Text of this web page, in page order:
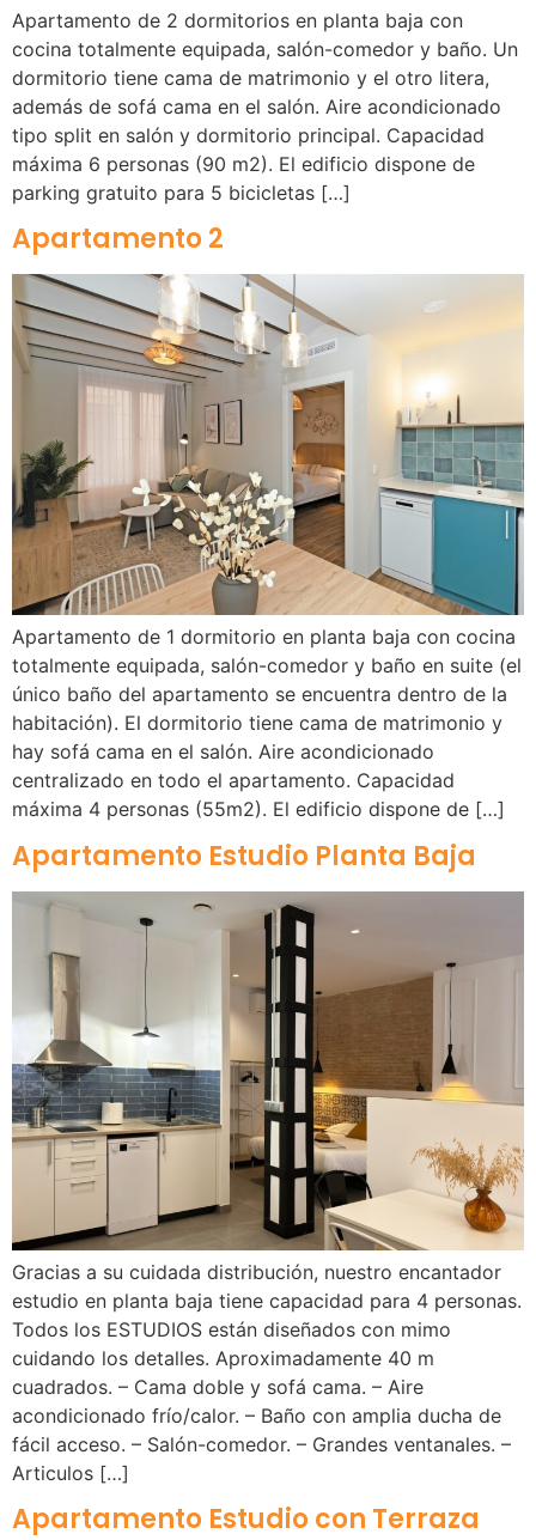
Apartamento de 2 dormitorios en planta baja con
cocina totalmente equipada, salón-comedor y baño. Un
dormitorio tiene cama de matrimonio y el otro litera,
además de sofá cama en el salón. Aire acondicionado
tipo split en salón y dormitorio principal. Capacidad
máxima 6 personas (90 m2). El edificio dispone de
parking gratuito para 5 bicicletas […]
Apartamento 2
Apartamento de 1 dormitorio en planta baja con cocina
totalmente equipada, salón-comedor y baño en suite (el
único baño del apartamento se encuentra dentro de la
habitación). El dormitorio tiene cama de matrimonio y
hay sofá cama en el salón. Aire acondicionado
centralizado en todo el apartamento. Capacidad
máxima 4 personas (55m2). El edificio dispone de […]
Apartamento Estudio Planta Baja
Gracias a su cuidada distribución, nuestro encantador
estudio en planta baja tiene capacidad para 4 personas.
Todos los ESTUDIOS están diseñados con mimo
cuidando los detalles. Aproximadamente 40 m
cuadrados. – Cama doble y sofá cama. – Aire
acondicionado frío/calor. – Baño con amplia ducha de
fácil acceso. – Salón-comedor. – Grandes ventanales. –
Articulos […]
Apartamento Estudio con Terraza